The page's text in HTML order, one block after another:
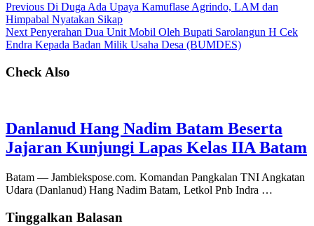
Previous Di Duga Ada Upaya Kamuflase Agrindo, LAM dan
Himpabal Nyatakan Sikap
Next Penyerahan Dua Unit Mobil Oleh Bupati Sarolangun H Cek
Endra Kepada Badan Milik Usaha Desa (BUMDES)
Check Also
Danlanud Hang Nadim Batam Beserta
Jajaran Kunjungi Lapas Kelas IIA Batam
Batam — Jambiekspose.com. Komandan Pangkalan TNI Angkatan
Udara (Danlanud) Hang Nadim Batam, Letkol Pnb Indra …
Tinggalkan Balasan